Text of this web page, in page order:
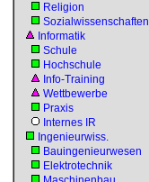
Religion
Sozialwissenschaften
Informatik
Schule
Hochschule
Info-Training
Wettbewerbe
Praxis
Internes IR
Ingenieurwiss.
Bauingenieurwesen
Elektrotechnik